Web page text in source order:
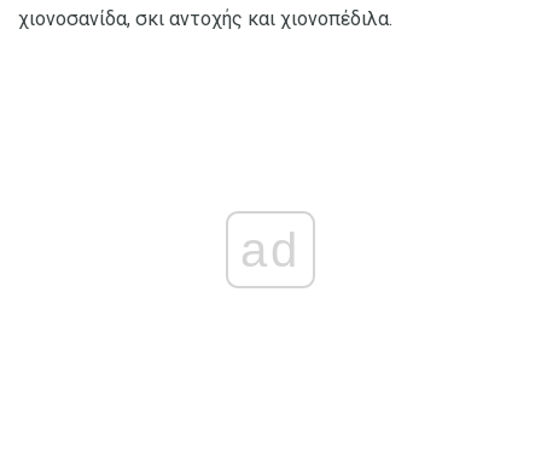
χιονοσανίδα, σκι αντοχής και χιονοπέδιλα.
ad